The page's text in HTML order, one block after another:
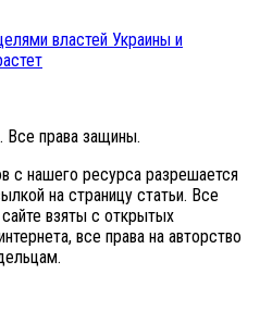
властей Украины и
права защины.
с нашего ресурса разрешается
на страницу статьи. Все
взяты с открытых
все права на авторство